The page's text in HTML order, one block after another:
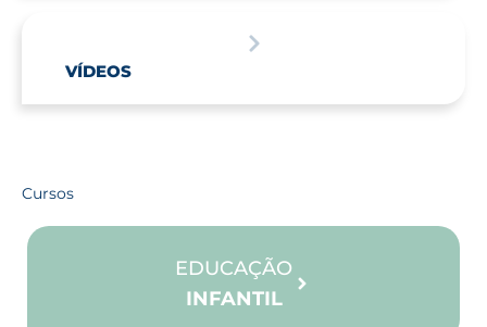
VÍDEOS
Cursos
EDUCAÇÃO
INFANTIL